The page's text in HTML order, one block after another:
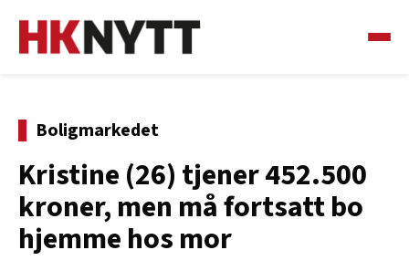
Boligmarkedet
Kristine (26) tjener 452.500
kroner, men må fortsatt bo
hjemme hos mor